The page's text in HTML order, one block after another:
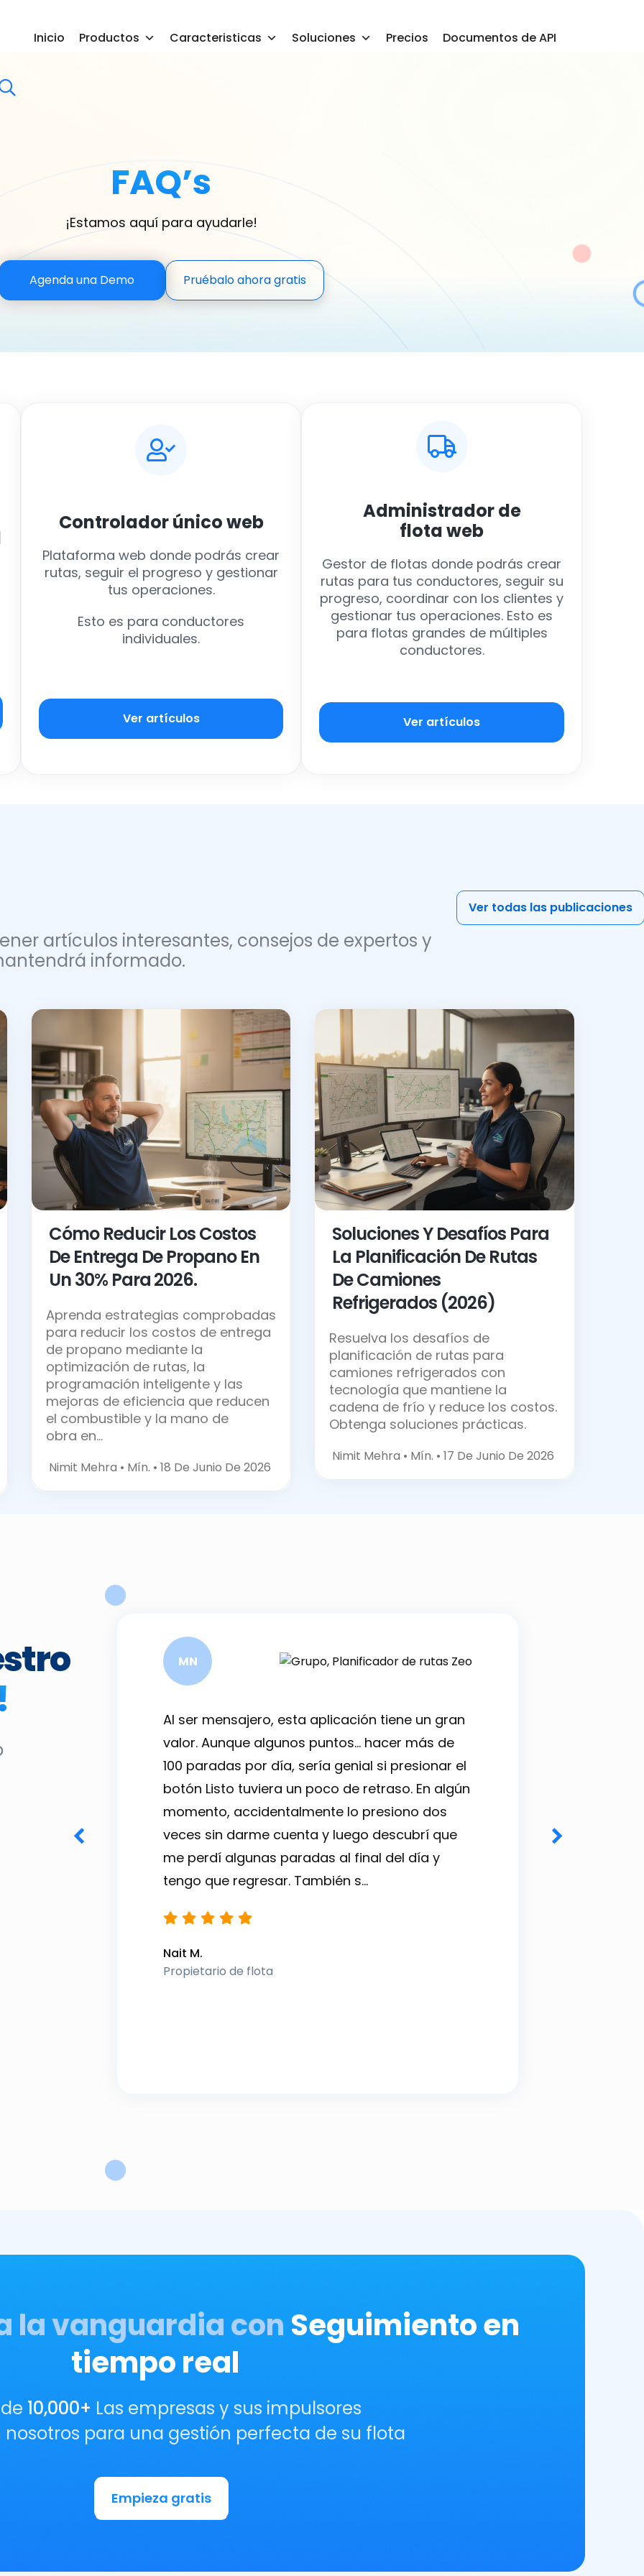
Inicio Productos Caracteristicas Soluciones Precios Documentos de API
FAQ’s
¡Estamos aquí para ayudarle!
Agenda una Demo Pruébalo ahora gratis
Controlador únicoweb
Plataforma web donde podrás crear
rutas, seguir el progreso y gestionar
tus operaciones.
Esto es para conductores
individuales.
Ver artículos
Administrador de
flotaweb
Gestor de flotas donde podrás crear
rutas para tus conductores, seguir su
progreso, coordinar con los clientes y
gestionar tus operaciones. Esto es
para flotas grandes de múltiples
conductores.
Ver artículos
artículos interesantes, consejos de expertos y
informado.
Ver todas las publicaciones
Cómo Reducir Los Costos
De Entrega De Propano En
Un 30% Para2026.
Aprenda estrategias comprobadas
para reducir los costos de entrega
de propano mediante la
optimización de rutas, la
programación inteligente y las
mejoras de eficiencia que reducen
el combustible y la mano de
obra en…
Nimit Mehra • Mín. • 18 De Junio De 2026
Soluciones Y Desafíos Para
La Planificación De Rutas
De Camiones
Refrigerados (2026)
Resuelva los desafíos de
planificación de rutas para
camiones refrigerados con
tecnología que mantiene la
cadena de frío y reduce los costos.
Obtenga soluciones prácticas.
Nimit Mehra • Mín. • 17 De Junio De 2026
la
función
MN
Al ser mensajero, esta aplicación tiene un gran
valor. Aunque algunos puntos... hacer más de
100 paradas por día, sería genial si presionar el
botón Listo tuviera un poco de retraso. En algún
momento, accidentalmente lo presiono dos
veces sin darme cuenta y luego descubrí que
me perdí algunas paradas al final del día y
tengo que regresar. También s…
Nait M.
Propietario de flota
la vanguardia con Seguimiento en
tiempo real
10,000+ Las empresas y sus impulsores
nosotros para una gestión perfecta de su flota
Empieza gratis